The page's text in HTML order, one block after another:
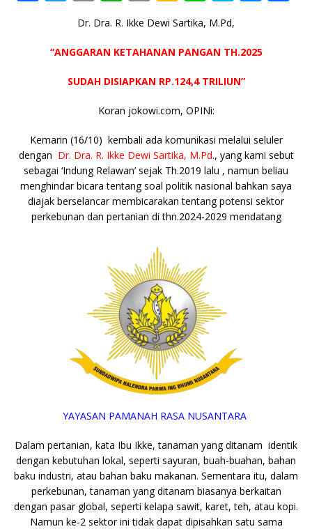
e
k
w
it
te
r
m
ai
l
h
at
s
A
p
p
o
p
y
Li
n
k
a
k
a
o
n
e
p
e
e
r
Dr. Dra. R. Ikke Dewi Sartika, M.Pd,
“ANGGARAN KETAHANAN PANGAN TH.2025
SUDAH DISIAPKAN RP.124,4 TRILIUN”
Koran jokowi.com, OPINi:
Kemarin (16/10) kembali ada komunikasi melalui seluler
dengan Dr. Dra. R. Ikke Dewi Sartika, M.Pd., yang kami sebut
sebagai ‘Indung Relawan’ sejak Th.2019 lalu , namun beliau
menghindar bicara tentang soal politik nasional bahkan saya
diajak berselancar membicarakan tentang potensi sektor
perkebunan dan pertanian di thn.2024-2029 mendatang
YAYASAN PAMANAH RASA NUSANTARA
Dalam pertanian, kata Ibu Ikke, tanaman yang ditanam identik
dengan kebutuhan lokal, seperti sayuran, buah-buahan, bahan
baku industri, atau bahan baku makanan. Sementara itu, dalam
perkebunan, tanaman yang ditanam biasanya berkaitan
dengan pasar global, seperti kelapa sawit, karet, teh, atau kopi.
Namun ke-2 sektor ini tidak dapat dipisahkan satu sama